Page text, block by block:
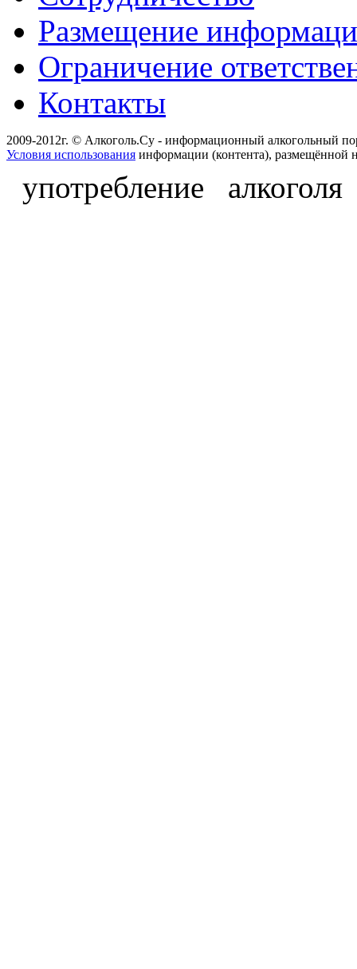
Размещение
Ограничение
Контакты
2009-2012г. © Алкоголь.Су - информационный алкогольный
Условия использования информации (контента), размещённой
употребление